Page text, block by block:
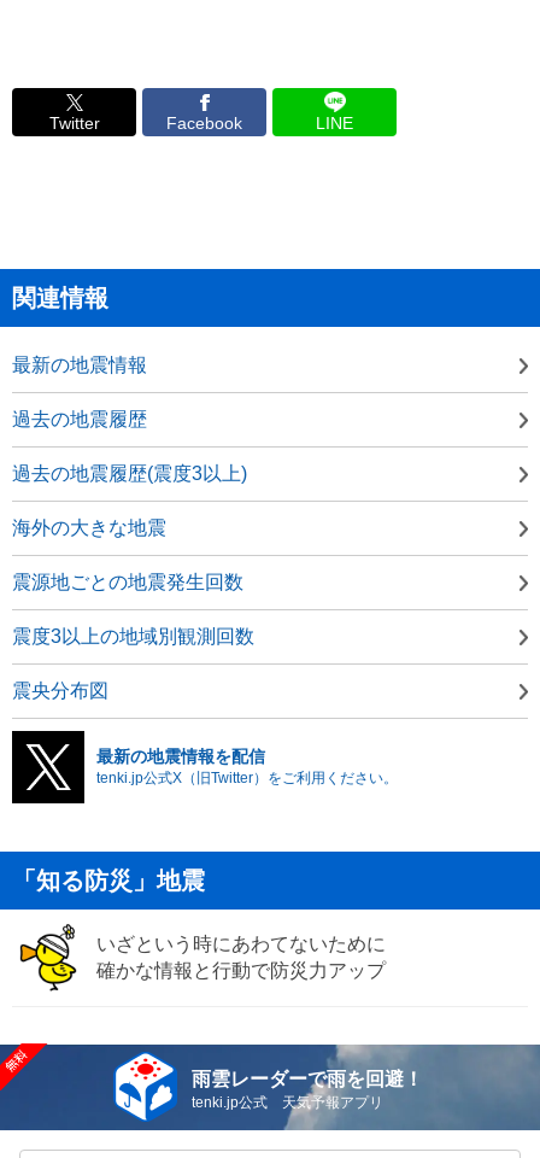
Twitter Facebook LINE
関連情報
最新の地震情報
過去の地震履歴
過去の地震履歴(震度3以上)
海外の大きな地震
震源地ごとの地震発生回数
震度3以上の地域別観測回数
震央分布図
最新の地震情報を配信
tenki.jp公式X（旧Twitter）をご利用ください。
「知る防災」地震
いざという時にあわてないために
確かな情報と行動で防災力アップ
雨雲レーダーで雨を回避！
tenki.jp公式 天気予報アプリ